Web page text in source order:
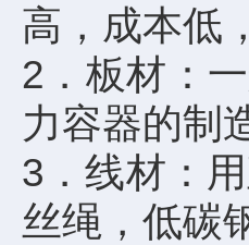
高，成本低
2．板材：
力容器的制
3．线材：
丝绳，低碳